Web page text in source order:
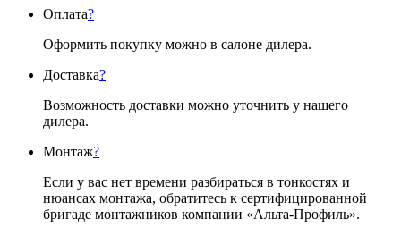
Оплата?
Оформить покупку можно в салоне дилера.
Доставка?
Возможность доставки можно уточнить у нашего
дилера.
Монтаж?
Если у вас нет времени разбираться в тонкостях и
нюансах монтажа, обратитесь к сертифицированной
бригаде монтажников компании «Альта-Профиль».